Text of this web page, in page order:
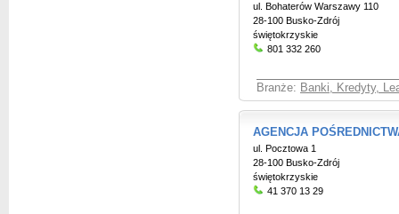
ul. Bohaterów Warszawy 110
28-100 Busko-Zdrój
świętokrzyskie
801 332 260
Branże: Banki, Kredyty,
AGENCJA
ul. Pocztowa 1
28-100 Busko-Zdrój
świętokrzyskie
41 370 13 29